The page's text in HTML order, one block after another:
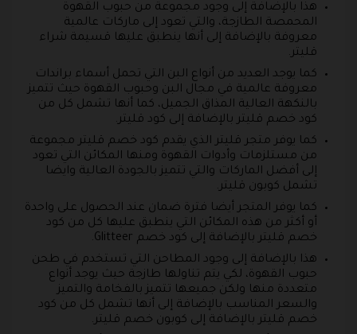
هذا بالإضافة إلى وجود مجموعة من حبوب القهوة
المحمصة الطازجة، والتي تعود إلى ماركات عالمية
معروفة بالإضافة إلى أنها ينطبق عليها قسيمة شراء
قليتر.
كما يوجد العديد من أنواع البن التي تحمل أسماء براندات
معروفة عالمية في مجال البن وحبوب القهوة حيث تتميز
بالنكهة العالية المذاق الجميل، كما أنها تشمل كل من
كود خصم قليتر بالإضافة إلى كود قليتر.
كما يوفر متجر قليتر الذي يقدم كود خصم قليتر مجموعة
من مستلزمات وأدوات القهوة ومنها المكائن التي تعود
إلى أفضل الماركات والتي تتميز بالجودة العالية وايضا
تشمل كوبون قليتر.
كما يوفر المتجر أيضا فترة ضمان عند الحصول على واحدة
أو أكثر من هذه المكائن التي ينطبق عليها كل من كود
خصم قليتر بالإضافة إلى كود خصم Glitteer.
هذا بالإضافة إلى وجود المطاحن التي تستخدم في طحن
حبوب القهوة، لكي يتم تناولها طازجة حيث يوجد أنواع
متعددة منها ولكن جميعها تتميز بالفخامة والتميز
والسعر المناسب بالإضافة إلى أنها تشمل كل من كود
خصم قليتر بالإضافة إلى كوبون خصم قليتر.